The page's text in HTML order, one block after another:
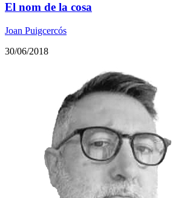
El nom de la cosa
Joan Puigcercós
30/06/2018